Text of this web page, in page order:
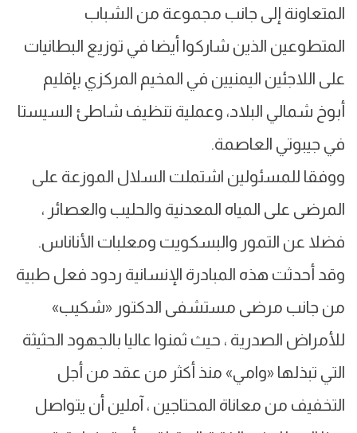
المتعاونة إلى جانب مجموعة من الشباب
المتطوعين الذين شاركوا أيضا في توزيع البطانيات
على اللاجئين اليمنيين في المخيم المركزي بإقليم
أبوخ شمالي البلاد، وعملية تنظيف شاطئ السيستا
في جيبوتي العاصمة.
ووفقا للمسئولين اشتملت السلال الموزعة على
المرضى على المياه المعدنية والحليب والعصائر ،
فضلا عن التمور والبسكويت ومعلبات الأناناس.
وقد أحدثت هذه المبادرة الإنسانية ردود فعل طبية
من جانب مرضى مستشفى الدكتور «شكيب»
للأمراض الصدرية ، حيث ثمنوا عاليا بالجهود الحثيثة
التي تبذلها «وامي» منذ أكثر من عقد من أجل
التخفيف من معاناة المحتاجين ، آملين أن يتواصل